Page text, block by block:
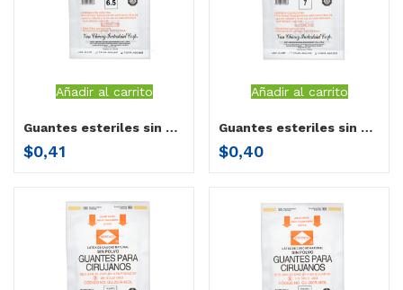
Añadir al carrito
Guantes esteriles sin polvo Herenco 6.5”
$0,41
Añadir al carrito
Guantes esteriles sin polvo Herenco 7”
$0,40